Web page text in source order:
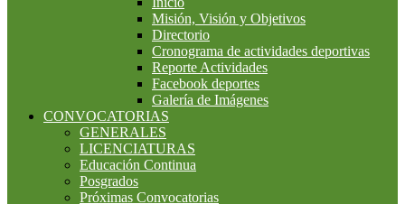
Misión, Visión y Objetivos
Directorio
Cronograma de actividades deportivas
Reporte Actividades
Facebook deportes
Galería de Imágenes
CONVOCATORIAS
GENERALES
LICENCIATURAS
Educación Continua
Posgrados
Próximas Convocatorias